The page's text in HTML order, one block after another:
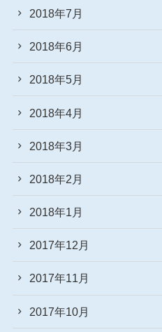
2018年7月
2018年6月
2018年5月
2018年4月
2018年3月
2018年2月
2018年1月
2017年12月
2017年11月
2017年10月